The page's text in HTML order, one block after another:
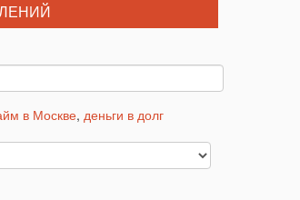
в Москве, деньги в долг